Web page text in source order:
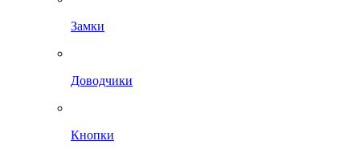
Замки
Доводчики
Кнопки